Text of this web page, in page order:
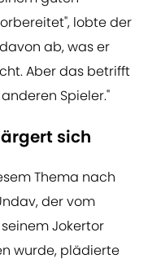
lobte der
ab, was er
Aber das betrifft
Spieler."
sich
Thema nach
der vom
Jokertor
wurde, plädierte